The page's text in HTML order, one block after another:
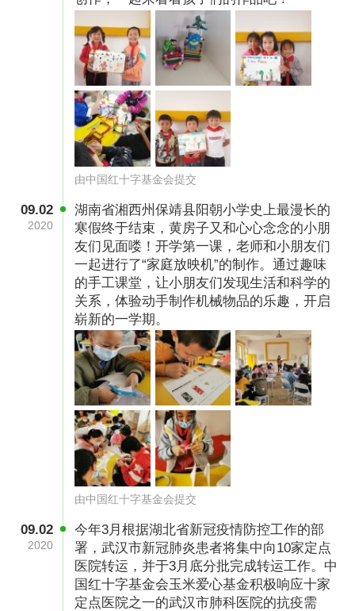
由中国红十字基金会提交
09.02
2020
湖南省湘西州保靖县阳朝小学史上最漫长的
寒假终于结束，黄房子又和心心念念的小朋
友们见面喽！开学第一课，老师和小朋友们
一起进行了“家庭放映机”的制作。通过趣味
的手工课堂，让小朋友们发现生活和科学的
关系，体验动手制作机械物品的乐趣，开启
崭新的一学期。
由中国红十字基金会提交
09.02
2020
今年3月根据湖北省新冠疫情防控工作的部
署，武汉市新冠肺炎患者将集中向10家定点
医院转运，并于3月底分批完成转运工作。中
国红十字基金会玉米爱心基金积极响应十家
定点医院之一的武汉市肺科医院的抗疫需